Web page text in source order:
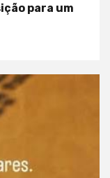
para um